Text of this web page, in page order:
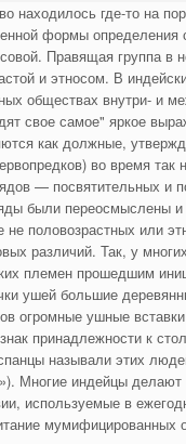
находилось где-то на
формы определения
Правящая группа в
и этносом. В
обществах внутри- и
свое самое" яркое
как должные,
во время так
— посвятительных и
были переосмы­слены
не половозрастных или
различий. Так, у многих
племен прошедшим
ушей большие
огромные ушные
принадлежности к
называли этих
Многие индейцы делают
используемые в
мумифицированных